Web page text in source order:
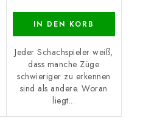
IN DEN KORB
Jeder Schachspieler weiß,
dass manche Züge
schwieriger zu erkennen
sind als andere. Woran
liegt...